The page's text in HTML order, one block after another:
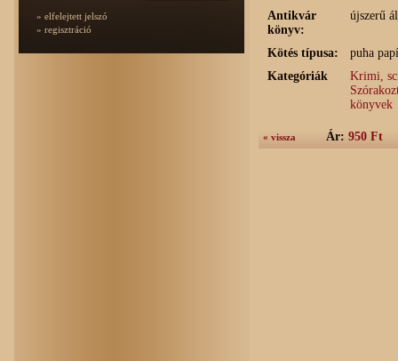
» elfelejtett jelszó
» regisztráció
Antikvár
könyv:
újszerű
Kötés típusa:
puha
Kategóriák
Krimi,
könyvek
« vissza Ár: 950 Ft